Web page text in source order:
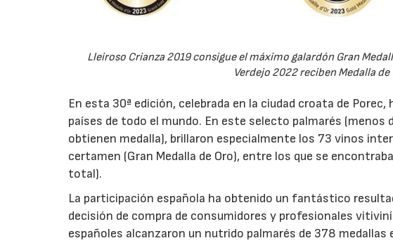
Lleiroso Crianza 2019 consigue el máximo galardón Gran
Verdejo 2022 reciben Medalla
En esta 30ª edición, celebrada en la ciudad croata de
países de todo el mundo. En este selecto palmarés
obtienen medalla), brillaron especialmente los 73 vinos
certamen (Gran Medalla de Oro), entre los que se
total).
La participación española ha obtenido un fantástico
decisión de compra de consumidores y profesionales
españoles alcanzaron un nutrido palmarés de 378